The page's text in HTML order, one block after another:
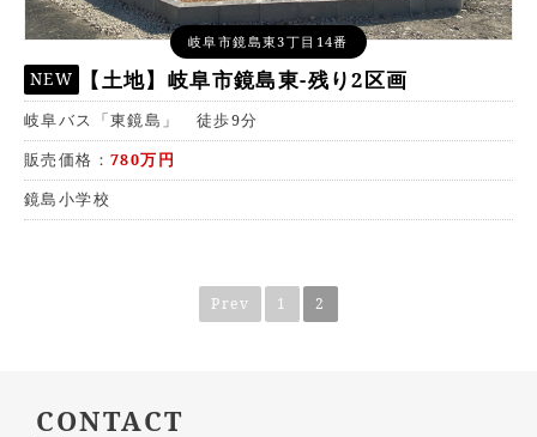
岐阜市鏡島東3丁目14番
【土地】岐阜市鏡島東-残り2区画
岐阜バス「東鏡島」 徒歩9分
販売価格： 780万円
鏡島小学校
Prev 1 2
CONTACT